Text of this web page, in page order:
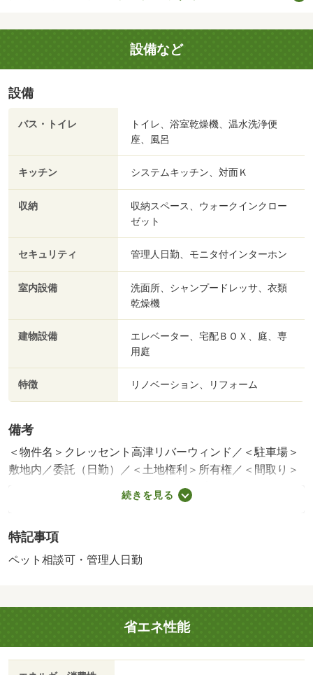
設備など
設備
バス・トイレ
トイレ、浴室乾燥機、温水洗浄便
座、風呂
キッチン システムキッチン、対面Ｋ
収納
収納スペース、ウォークインクロー
ゼット
セキュリティ 管理人日勤、モニタ付インターホン
室内設備
洗面所、シャンプードレッサ、衣類
乾燥機
建物設備
エレベーター、宅配ＢＯＸ、庭、専
用庭
特徴 リノベーション、リフォーム
備考
＜物件名＞クレッセント高津リバーウィンド／＜駐車場＞
敷地内／委託（日勤）／＜土地権利＞所有権／＜間取り＞
３ＬＤＫ／＜特徴＞■三井のリハウス■専用庭・バルコニー
付住戸ＷＩＣ等、全居室に収納を確保、スーパー 徒歩１
機・全居室収納
販売戸数：1戸／管理費等帯：14100円／修繕積立金帯：
続きを見る
特記事項
ペット相談可・管理人日勤
省エネ性能